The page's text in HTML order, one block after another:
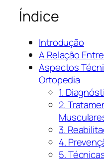
Índice
Introdução
A Relação
Aspectos
Ortopedia
1.
2.
3.
4.
5.